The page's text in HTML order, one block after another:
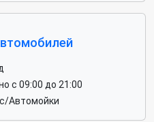
с 09:00 до 21:00
Автомойки